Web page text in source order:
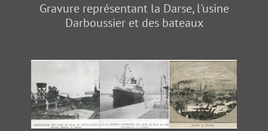
Gravure représentant la Darse, l'usine
Darboussier et des bateaux